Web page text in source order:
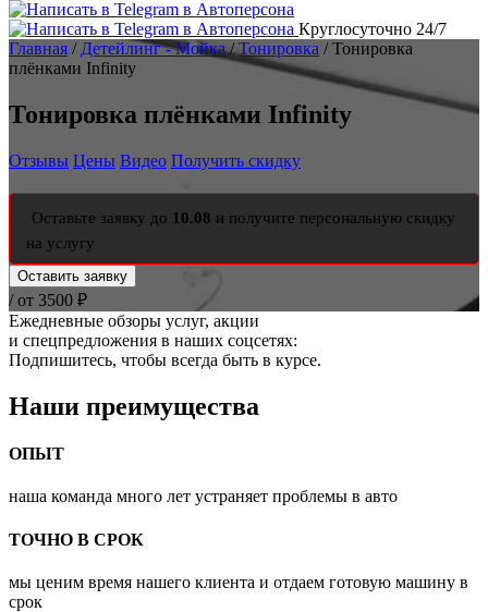
Круглосуточно 24/7
Главная / Детейлинг - Мойка/Тонировка / Тонировка
плёнками Infinity
Тонировка плёнками Infinity
Отзывы Цены Видео Получить скидку
Оставьте заявку до 10.08 и получите персональную скидку
на услугу
Оставить заявку
/ от 3500 ₽
Ежедневные обзоры услуг, акции
и спецпредложения в наших соцсетях:
Подпишитесь, чтобы всегда быть в курсе.
Наши преимущества
ОПЫТ
наша команда много лет устраняет проблемы в авто
ТОЧНО В СРОК
мы ценим время нашего клиента и отдаем готовую машину в
срок